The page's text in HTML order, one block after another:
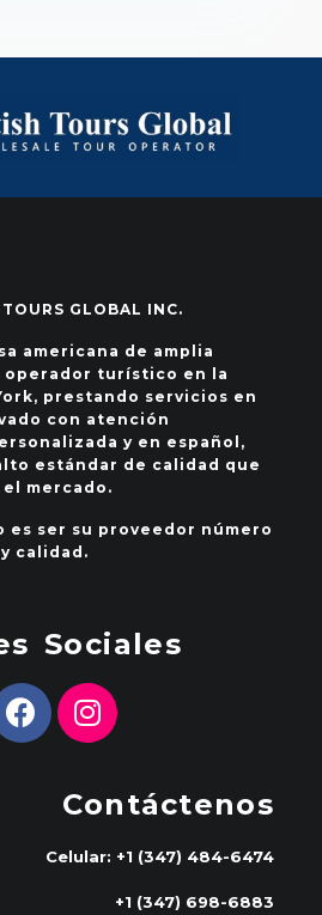
GLOBAL INC.
americana de amplia
operador turístico en la
prestando servicios en
con atención
y en español,
estándar de calidad que
mercado.
es ser su proveedor número
calidad.
Sociales
Contáctenos
Celular: +1 (347) 484-6474
+1 (347) 698-6883